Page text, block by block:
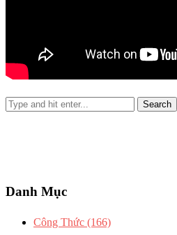
Danh Mục
Công Thức (166)